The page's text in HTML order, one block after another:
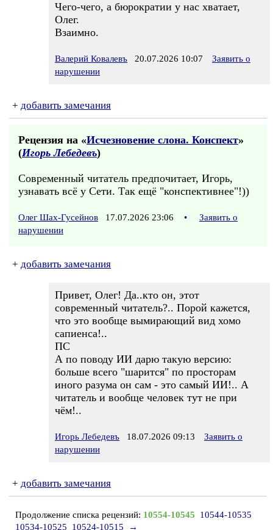
Чего-чего, а бюрократии у нас хватает,
Олег.
Взаимно.
Валерий Ковалевъ 20.07.2026 10:07
Заявить о
нарушении
+ добавить замечания
Рецензия на «Исчезновение слона. Конспект»
(Игорь Лебедевъ)
Современный читатель предпочитает, Игорь,
узнавать всё у Сети. Так ещё "конспективнее"!))
Олег Шах-Гусейнов 17.07.2026 23:06 •
Заявить о
нарушении
+ добавить замечания
Привет, Олег! Да..кто он, этот
современный читатель?.. Порой кажется,
что это вообще вымирающий вид хомо
сапиенса!..
ПС
А по поводу ИИ дарю такую версию:
больше всего "шарится" по просторам
иного разума он сам - это самый ИИ!.. А
читатель и вообще человек тут не при
чём!..
Игорь Лебедевъ 18.07.2026 09:13
Заявить о
нарушении
+ добавить замечания
Продолжение списка рецензий: 10554-10545
10544-10535
10534-10525
10524-10515 →